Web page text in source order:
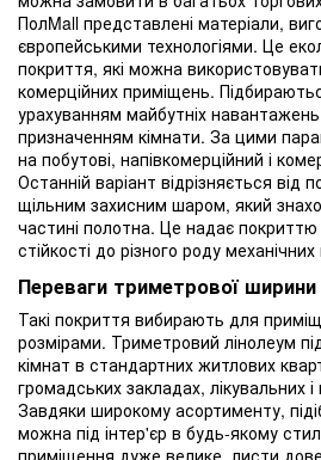
ПолMall представлені матеріали,
європейськими технологіями. Це
покриття, які можна
комерційних приміщень.
урахуванням майбутніх
призначенням кімнати. За цими
на побутові, напівкомерційний і
Останній варіант відрізняється від
щільним захисним шаром, який
частині полотна. Це надає покриттю
стійкості до різного роду механічних
Переваги триметрової ширини
Такі покриття вибирають для
розмірами. Триметровий лінолеум
кімнат в стандартних житлових
громадських закладах, лікувальних
Завдяки широкому асортименту,
можна під інтер'єр в будь-якому
приміщення дуже велике, листи